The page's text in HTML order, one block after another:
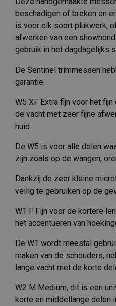
beschadigen of breken en
is voor elk soort plukwerk,
afwerken van een
gebruik in het dagdagelijks
De Sentinel trimmessen
garantie.
W5 XF Extra fijn voor het
de vacht met zeer fijne
huid.
De W5 is voor alle delen
zijn zoals op de wangen,
Dankzij de zeer kleine
veilig te gebruiken op de
W1 F Fijn voor de kortere
het accentueren van
De W1 wordt meestal
maken van de schouders,
lange vacht met de korte
W2 M Medium, dit is een
korte en middellange delen